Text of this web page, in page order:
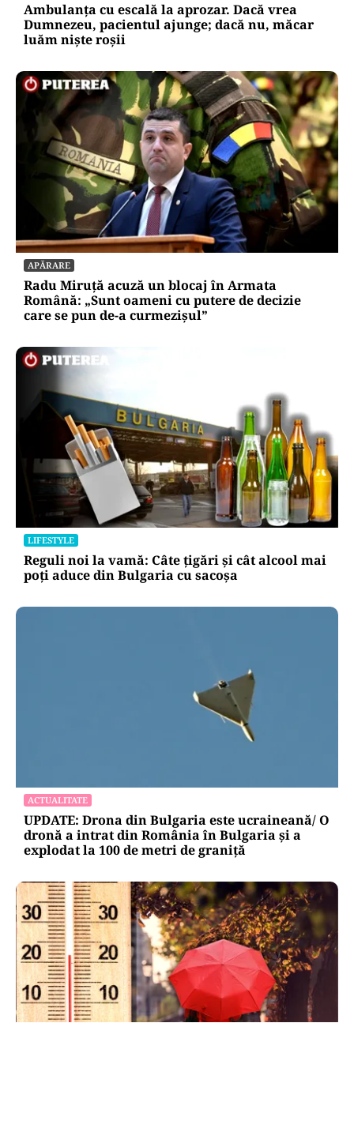
Ambulanța cu escală la aprozar. Dacă vrea
Dumnezeu, pacientul ajunge; dacă nu, măcar
luăm niște roșii
APĂRARE
Radu Miruță acuză un blocaj în Armata
Română: „Sunt oameni cu putere de decizie
care se pun de-a curmezișul”
LIFESTYLE
Reguli noi la vamă: Câte țigări și cât alcool mai
poți aduce din Bulgaria cu sacoșa
ACTUALITATE
UPDATE: Drona din Bulgaria este ucraineană/ O
dronă a intrat din România în Bulgaria şi a
explodat la 100 de metri de graniţă